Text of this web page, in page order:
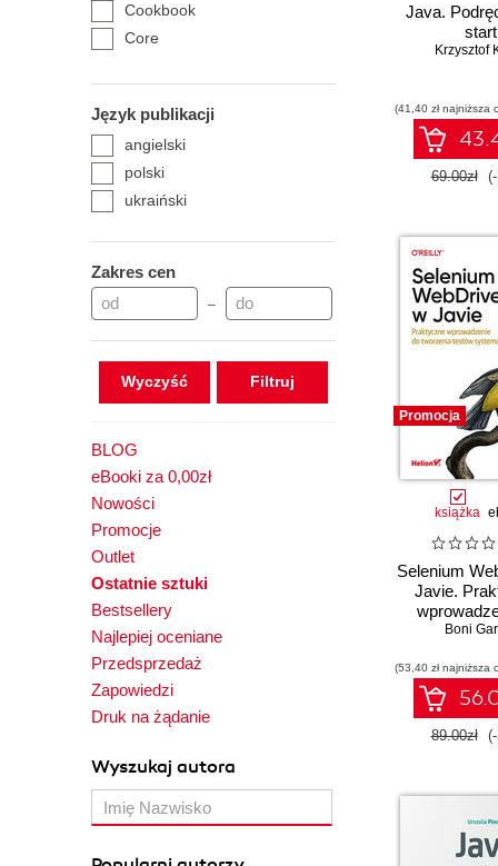
self publisher
Cookbook
Core
Dla każdego
Essentials
Hands-on
Head First - Rusz głową!
Leksykon kieszonkowy
Mastering
Oracle
Owoce programowania
Praktyczny kurs
Przewodnik dla
początkujących
Receptury
Rusz głową
Tablice informatyczne
Technologia i rozwiązania
w 24 godziny
W Akcji
W pigułce
Wrox
Język publikacji
angielski
polski
ukraiński
Zakres cen
–
Wyczyść
BLOG
eBooki za 0,00zł
Nowości
Promocje
Outlet
Ostatnie sztuki
Bestsellery
Najlepiej oceniane
Przedsprzedaż
Zapowiedzi
Druk na żądanie
Wyszukaj autora
Java.
start
Krzysztof
(41,40 zł najniższa
69.00zł
Promocja
książka
Selenium
Javie.
tworzenia
Boni
(53,40 zł najniższa
89.00zł